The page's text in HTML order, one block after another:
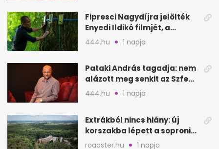
Fipresci Nagydíjra jelölték
Enyedi Ildikó filmjét, a
Csendes barátot
444.hu 1 napja
Pataki András tagadja: nem
alázott meg senkit az Szfe
felvételijén
444.hu 1 napja
Extrákból nincs hiány: új
korszakba lépett a soproni
Fagus Hotel
roadster.hu 1 napja